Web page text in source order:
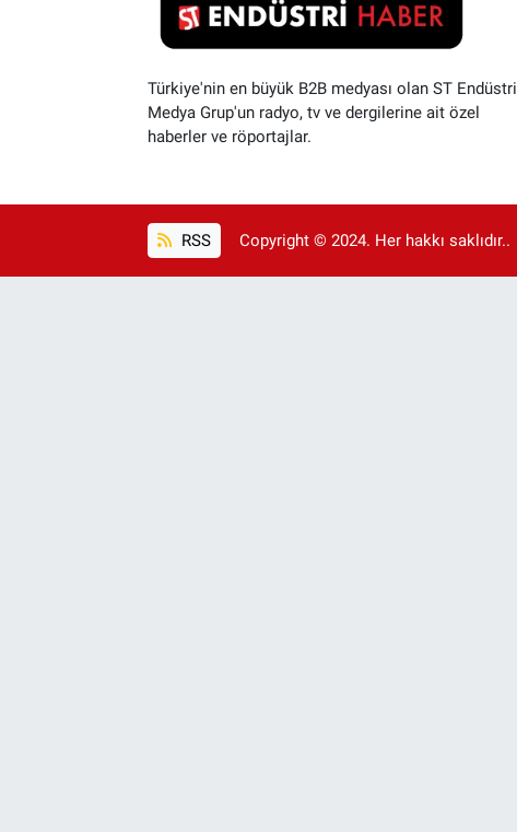
Türkiye'nin en büyük B2B medyası olan ST Endüstri
Medya Grup'un radyo, tv ve dergilerine ait özel
haberler ve röportajlar.
RSS Copyright © 2024. Her hakkı saklıdır..